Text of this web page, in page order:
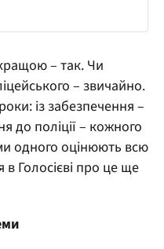
– так. Чи
– звичайно.
із забезпечення –
до поліції – кожного
одного оцінюють всю
в Голосієві про це ще